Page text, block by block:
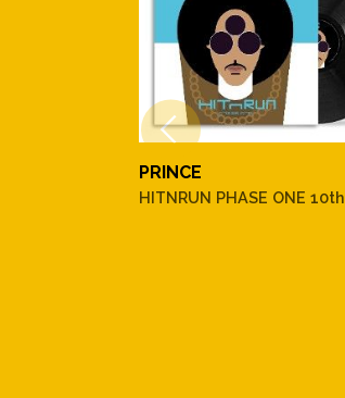
PRINCE
HITNRUN PHASE ONE 10th